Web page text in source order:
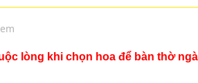
lòng khi chọn hoa để bàn thờ